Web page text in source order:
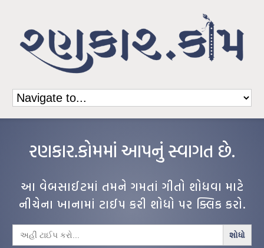
રણકાર.કોમમાં આપનું સ્વાગત છે.
આ વેબસાઈટમાં તમને ગમતાં ગીતો શોધવા માટે
નીચેના ખાનામાં ટાઈપ કરી શોધો પર ક્લિક કરો.